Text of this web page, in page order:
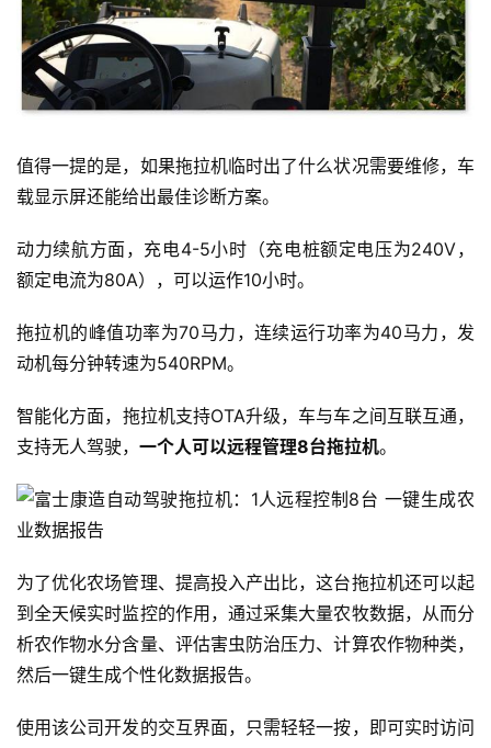
值得一提的是，如果拖拉机临时出了什么状况需要维修，车
载显示屏还能给出最佳诊断方案。
动力续航方面，充电4-5小时（充电桩额定电压为240V，
额定电流为80A），可以运作10小时。
拖拉机的峰值功率为70马力，连续运行功率为40马力，发
动机每分钟转速为540RPM。
智能化方面，拖拉机支持OTA升级，车与车之间互联互通，
支持无人驾驶， 一个人可以远程管理8台拖拉机。
为了优化农场管理、提高投入产出比，这台拖拉机还可以起
到全天候实时监控的作用，通过采集大量农牧数据，从而分
析农作物水分含量、评估害虫防治压力、计算农作物种类，
然后一键生成个性化数据报告。
使用该公司开发的交互界面，只需轻轻一按，即可实时访问